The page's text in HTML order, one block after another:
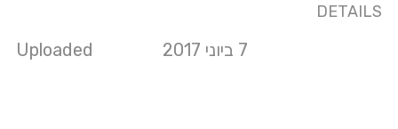
DETAILS
Uploaded 7 ביוני 2017